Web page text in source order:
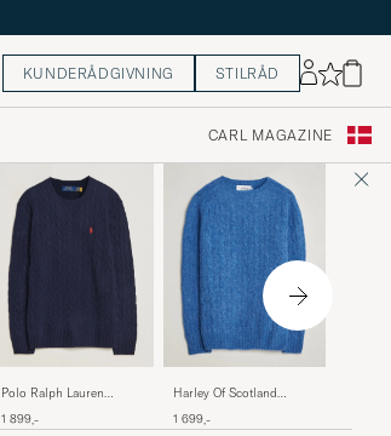
KUNDERÅDGIVNING STILRÅD
CARL MAGAZINE
Polo Ralph Lauren
Crew Neck Hunter Navy
1 899,-
Harley Of Scotland
Lambswool Cable Cobalt
1 699,-